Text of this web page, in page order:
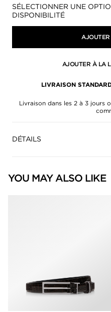
Disponibilité:
SÉLECTIONNER UNE
DISPONIBILITÉ
AJOUTER À LA
LIVRAISON
Livraison dans les 2 à 3 jours
DÉTAILS
YOU MAY ALSO LIKE